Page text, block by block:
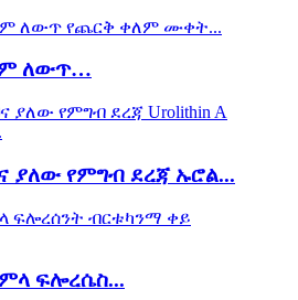
ለውጥ…
ያለው የምግብ ደረጃ ኡሮል...
ፍሎረሴስ...